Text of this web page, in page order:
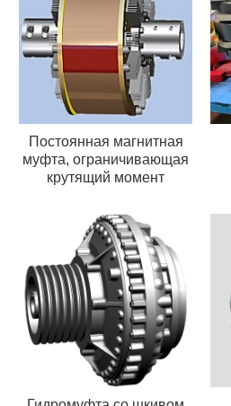
Постоянная магнитная
муфта, ограничивающая
крутящий момент